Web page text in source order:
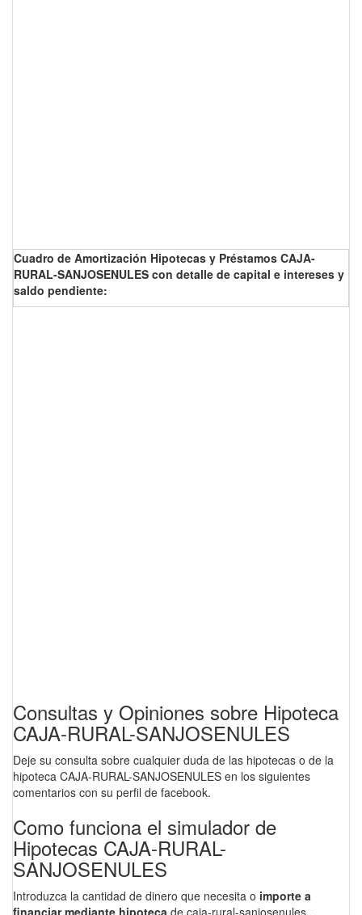
Cuadro de Amortización Hipotecas y Préstamos CAJA-
RURAL-SANJOSENULES con detalle de capital e intereses y
saldo pendiente:
Consultas y Opiniones sobre Hipoteca
CAJA-RURAL-SANJOSENULES
Deje su consulta sobre cualquier duda de las hipotecas o de la
hipoteca CAJA-RURAL-SANJOSENULES en los siguientes
comentarios con su perfil de facebook.
Como funciona el simulador de
Hipotecas CAJA-RURAL-
SANJOSENULES
Introduzca la cantidad de dinero que necesita o importe a